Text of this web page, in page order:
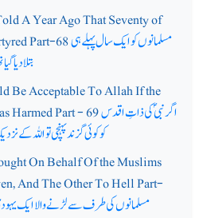
A Year Ago That Seventy of
Part-68مسلمانوں کو ایک سال پہلے ہی
بتلا دیا
Be Acceptable To Allah If the
Harmed Part - 69اگر نبیؐ کی ذاتِ اقدس
کو کوئی گزند پہنچی تو اللہ کے
On Behalf Of the Muslims
And The Other To Hell Part-
مسلمانوں کی طرف سےلڑنے والا ایک یہودی